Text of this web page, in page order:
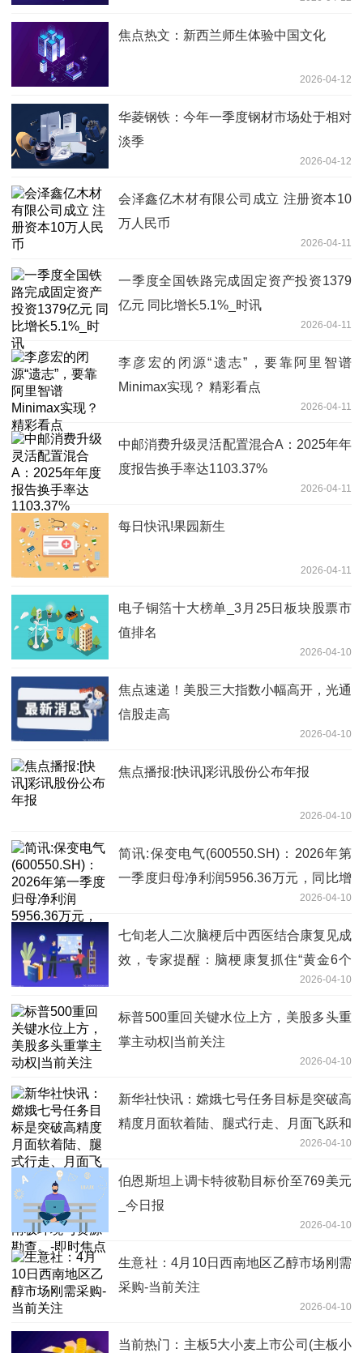
焦点热文：新西兰师生体验中国文化
2026-04-12
华菱钢铁：今年一季度钢材市场处于相对
淡季
2026-04-12
会泽鑫亿木材有限公司成立 注册资本10
万人民币
2026-04-11
一季度全国铁路完成固定资产投资1379
亿元 同比增长5.1%_时讯
2026-04-11
李彦宏的闭源“遗志”，要靠阿里智谱
Minimax实现？ 精彩看点
2026-04-11
中邮消费升级灵活配置混合A：2025年年
度报告换手率达1103.37%
2026-04-11
每日快讯!果园新生
2026-04-11
电子铜箔十大榜单_3月25日板块股票市
值排名
2026-04-10
焦点速递！美股三大指数小幅高开，光通
信股走高
2026-04-10
焦点播报:[快讯]彩讯股份公布年报
2026-04-10
简讯:保变电气(600550.SH)：2026年第
一季度归母净利润5956.36万元，同比增
2026-04-10
七旬老人二次脑梗后中西医结合康复见成
效，专家提醒：脑梗康复抓住“黄金6个
2026-04-10
标普500重回关键水位上方，美股多头重
掌主动权|当前关注
2026-04-10
新华社快讯：嫦娥七号任务目标是突破高
精度月面软着陆、腿式行走、月面飞跃和
月面永久阴影坑探测等关键技术，进行月
球南极环境与资源勘查。-即时焦点
2026-04-10
伯恩斯坦上调卡特彼勒目标价至769美元
_今日报
2026-04-10
生意社：4月10日西南地区乙醇市场刚需
采购-当前关注
2026-04-10
当前热门：主板5大小麦上市公司(主板小